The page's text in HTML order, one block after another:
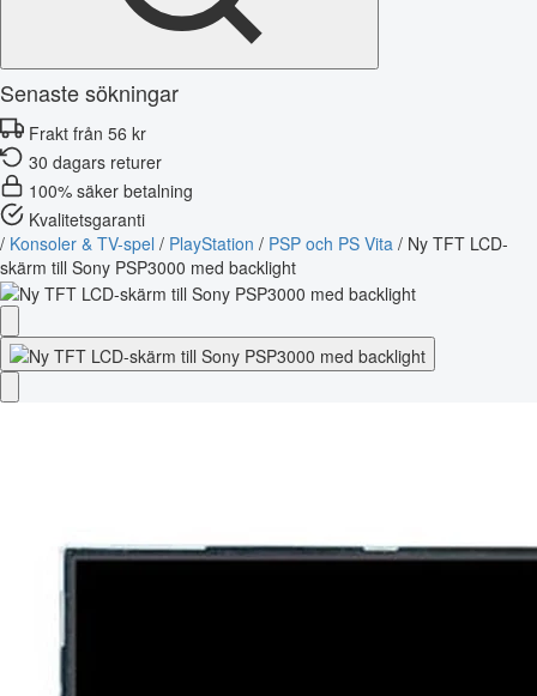
Senaste sökningar
Frakt från 56 kr
30 dagars returer
100% säker betalning
Kvalitetsgaranti
/ Konsoler & TV-spel / PlayStation / PSP och PS Vita / Ny TFT LCD-
skärm till Sony PSP3000 med backlight